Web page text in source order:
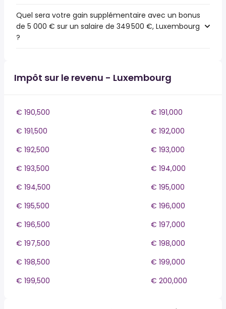
Quel sera votre gain supplémentaire avec un bonus
de 5 000 € sur un salaire de 349 500 €, Luxembourg
?
Impôt sur le revenu - Luxembourg
€ 190,500
€ 191,000
€ 191,500
€ 192,000
€ 192,500
€ 193,000
€ 193,500
€ 194,000
€ 194,500
€ 195,000
€ 195,500
€ 196,000
€ 196,500
€ 197,000
€ 197,500
€ 198,000
€ 198,500
€ 199,000
€ 199,500
€ 200,000